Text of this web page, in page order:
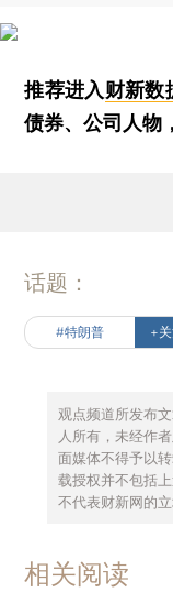
推荐进入财新数
债券、公司人物
话题：
#特朗普 +
观点频道所发布
人所有，未经作
面媒体不得予以
载授权并不包括
不代表财新网的立
相关阅读